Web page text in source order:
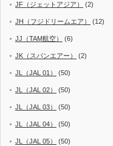
JF（ジェットアジア） (2)
JH（フジドリームエア） (12)
JJ（TAM航空） (6)
JK（スパンエアー） (2)
JL（JAL 01） (50)
JL（JAL 02） (50)
JL（JAL 03） (50)
JL（JAL 04） (50)
JL（JAL 05） (50)